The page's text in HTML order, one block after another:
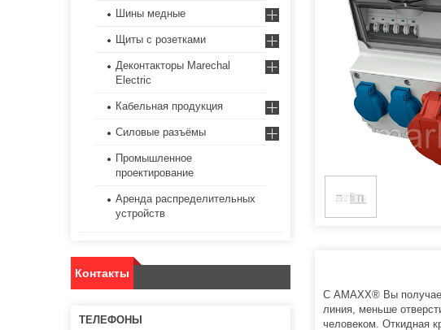
С AMAXX® Вы
линия, меньше
человеком. Откидная
Шины медные
Щиты с розетками
Деконтакторы Marechal
Electric
Кабельная продукция
Силовые разъёмы
Промышленное
проектирование
Аренда распределительных
устройств
Контакты